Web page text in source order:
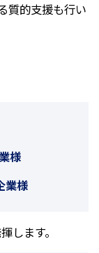
質的支援も行い
様
業様
します。